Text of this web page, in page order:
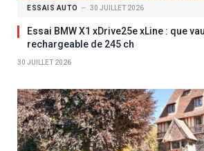
ESSAIS AUTO 30 JUILLET 2026
Essai BMW X1 xDrive25e xLine : que
rechargeable de 245 ch
30 JUILLET 2026